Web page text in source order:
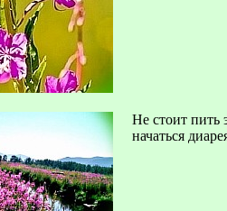
Не стоит пить
начаться